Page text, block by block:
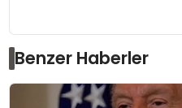
Benzer Haberler